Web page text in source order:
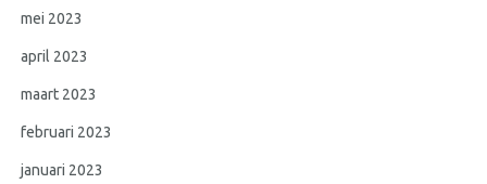
mei 2023
april 2023
maart 2023
februari 2023
januari 2023